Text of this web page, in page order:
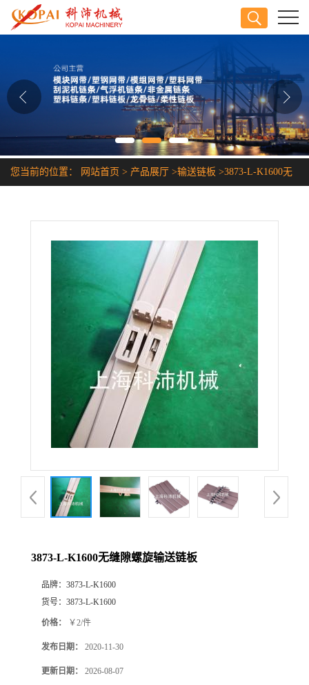
公司介绍
公司动态
证书荣誉
您当前的位置： 网站首页 > 产品展厅 >输送链板 >3873-L-K1600无
3873-L-K1600无缝隙螺旋输送链板
品牌： 3873-L-K1600
货号： 3873-L-K1600
价格： ￥2/件
发布日期： 2020-11-30
更新日期： 2026-08-07